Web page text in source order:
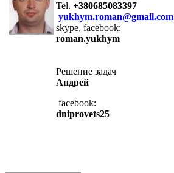
Tel. +380685083397
yukhym.roman@gmail.com
skype, facebook:
roman.yukhym
Решение задач
Андрей
facebook:
dniprovets25